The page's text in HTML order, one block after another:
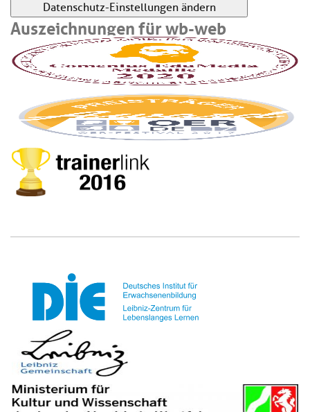
Datenschutz-Einstellungen ändern
Auszeichnungen für wb-web